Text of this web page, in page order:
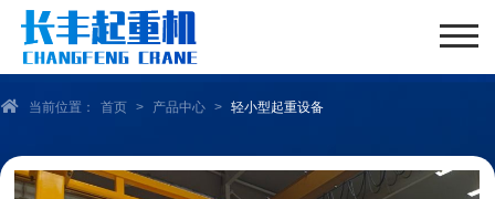
当前位置： 首页 > 产品中心 > 轻小型起重设备